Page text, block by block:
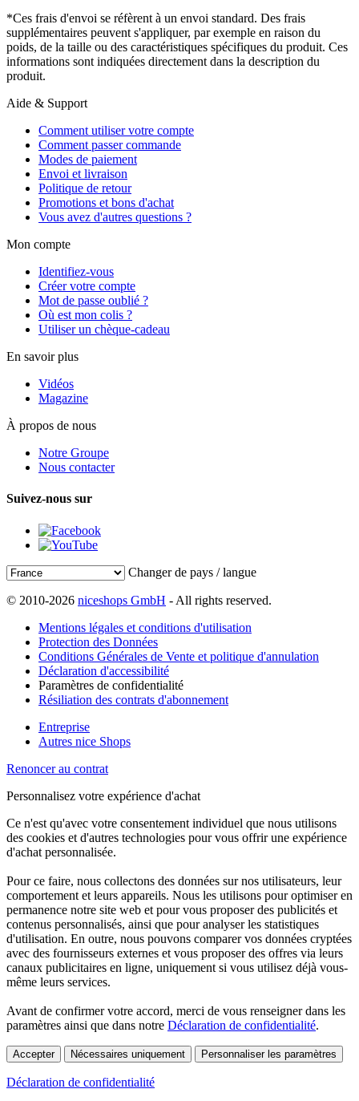
*Ces frais d'envoi se réfèrent à un envoi standard. Des frais
supplémentaires peuvent s'appliquer, par exemple en raison du
poids, de la taille ou des caractéristiques spécifiques du produit. Ces
informations sont indiquées directement dans la description du
produit.
Aide & Support
Comment utiliser votre compte
Comment passer commande
Modes de paiement
Envoi et livraison
Politique de retour
Promotions et bons d'achat
Vous avez d'autres questions ?
Mon compte
Identifiez-vous
Créer votre compte
Mot de passe oublié ?
Où est mon colis ?
Utiliser un chèque-cadeau
En savoir plus
Vidéos
Magazine
À propos de nous
Notre Groupe
Nous contacter
Suivez-nous sur
Changer de pays / langue
© 2010-2026 niceshops GmbH - All rights reserved.
Mentions légales et conditions d'utilisation
Protection des Données
Conditions Générales de Vente et politique d'annulation
Déclaration d'accessibilité
Paramètres de confidentialité
Résiliation des contrats d'abonnement
Entreprise
Autres nice Shops
Renoncer au contrat
Personnalisez votre expérience d'achat
Ce n'est qu'avec votre consentement individuel que nous utilisons
des cookies et d'autres technologies pour vous offrir une expérience
d'achat personnalisée.
Pour ce faire, nous collectons des données sur nos utilisateurs, leur
comportement et leurs appareils. Nous les utilisons pour optimiser en
permanence notre site web et pour vous proposer des publicités et
contenus personnalisés, ainsi que pour analyser les statistiques
d'utilisation. En outre, nous pouvons comparer vos données cryptées
avec des fournisseurs externes et vous proposer des offres via leurs
canaux publicitaires en ligne, uniquement si vous utilisez déjà vous-
même leurs services.
Avant de confirmer votre accord, merci de vous renseigner dans les
paramètres ainsi que dans notre Déclaration de confidentialité.
Accepter Nécessaires uniquement Personnaliser les paramètres
Déclaration de confidentialité